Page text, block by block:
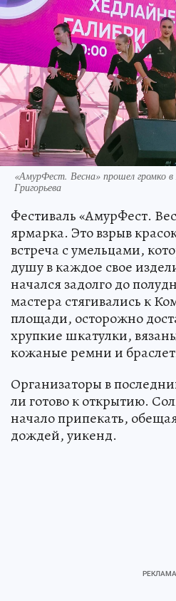
«АмурФест. Весна» прошел громко
Григорьева
Фестиваль «АмурФест.
ярмарка. Это взрыв
встреча с умельцами,
душу в каждое свое
начался задолго до
мастера стягивались к
площади, осторожно
хрупкие шкатулки,
кожаные ремни и
Организаторы в
ли готово к открытию.
начало припекать,
дождей, уикенд.